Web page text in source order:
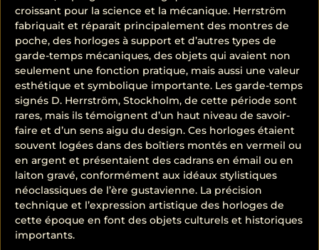
croissant pour la science et la mécanique. Herrström
fabriquait et réparait principalement des montres de
poche, des horloges à support et d’autres types de
garde-temps mécaniques, des objets qui avaient non
seulement une fonction pratique, mais aussi une valeur
esthétique et symbolique importante. Les garde-temps
signés D. Herrström, Stockholm, de cette période sont
rares, mais ils témoignent d’un haut niveau de savoir-
faire et d’un sens aigu du design. Ces horloges étaient
souvent logées dans des boîtiers montés en vermeil ou
en argent et présentaient des cadrans en émail ou en
laiton gravé, conformément aux idéaux stylistiques
néoclassiques de l’ère gustavienne. La précision
technique et l’expression artistique des horloges de
cette époque en font des objets culturels et historiques
importants.